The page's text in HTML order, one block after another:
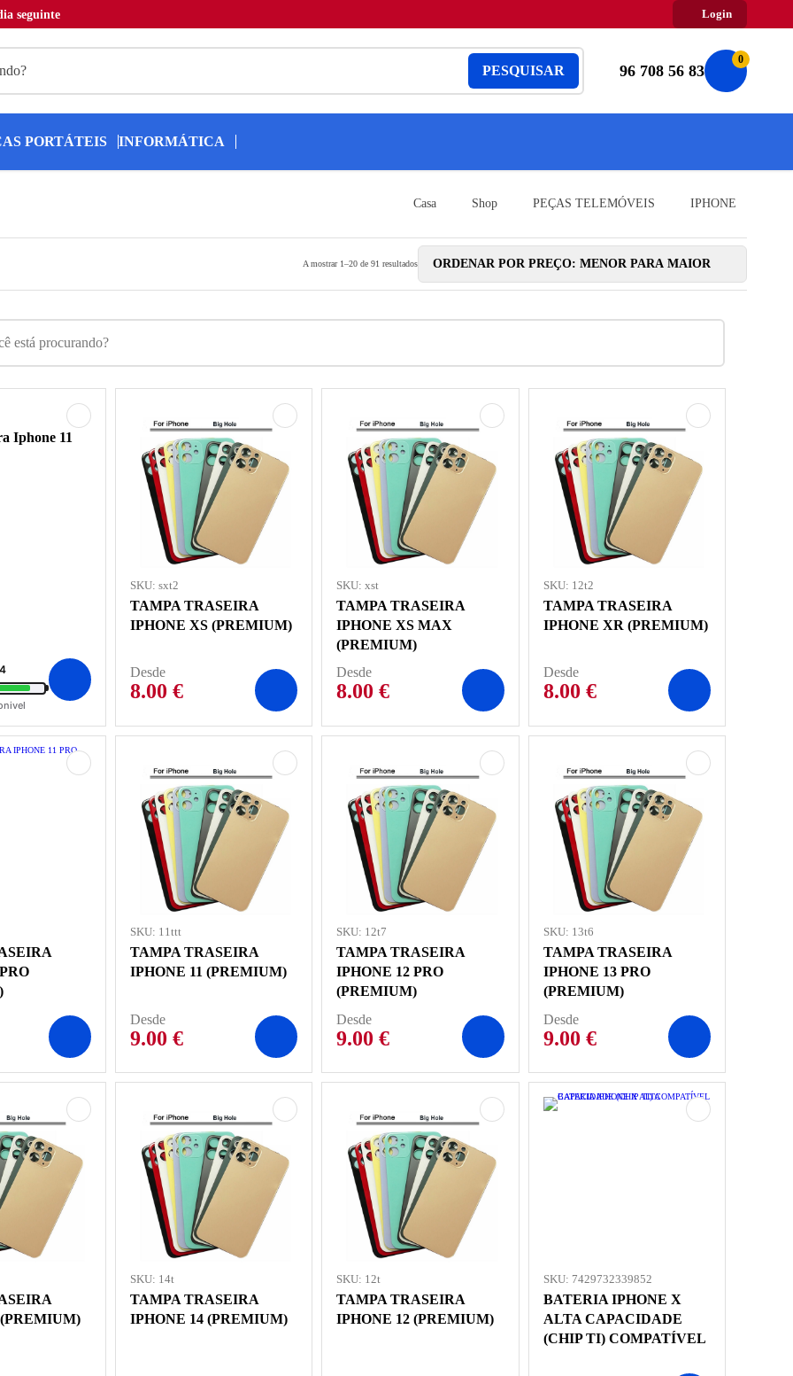
seguinte Login
PESQUISAR 96 708 56 83
0
PORTÁTEIS INFORMÁTICA
Casa Shop PEÇAS TELEMÓVEIS IPHONE
A mostrar 1–20 de 91 resultados
Iphone 11
SKU: sxt2
TAMPA TRASEIRA
IPHONE XS (PREMIUM)
Desde
8.00 €
SKU: xst
TAMPA TRASEIRA
IPHONE XS MAX
(PREMIUM)
Desde
8.00 €
SKU: 12t2
TAMPA TRASEIRA
IPHONE XR (PREMIUM)
Desde
8.00 €
SKU: 11ttt
TAMPA TRASEIRA
IPHONE 11 (PREMIUM)
Desde
9.00 €
SKU: 12t7
TAMPA TRASEIRA
IPHONE 12 PRO
(PREMIUM)
Desde
9.00 €
SKU: 13t6
TAMPA TRASEIRA
IPHONE 13 PRO
(PREMIUM)
Desde
9.00 €
SKU: 14t
TAMPA TRASEIRA
IPHONE 14 (PREMIUM)
SKU: 12t
TAMPA TRASEIRA
IPHONE 12 (PREMIUM)
SKU: 7429732339852
BATERIA IPHONE X
ALTA CAPACIDADE
(CHIP TI) COMPATÍVEL